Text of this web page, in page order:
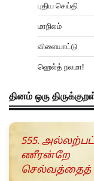
புதிய செய்தி
மாநிலம்
விளையாட்டு
ஹெல்த் நலமா!
தினம் ஒரு
555.
ணீரன்றே
செல்வத்தைத்